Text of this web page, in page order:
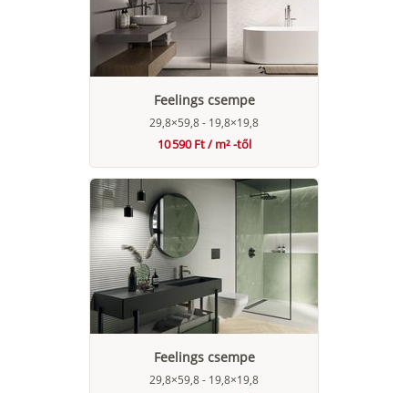
Feelings csempe
29,8×59,8 - 19,8×19,8
10 590 Ft / m² -től
Feelings csempe
29,8×59,8 - 19,8×19,8